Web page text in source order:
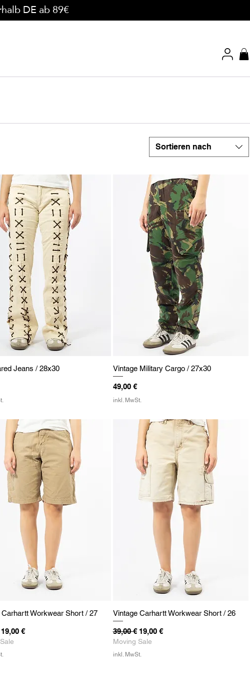
DE ab 89€
Sortieren nach
Jeans / 28x30 Vintage Military Cargo / 27x30
Preis
49,00 €
inkl. MwSt.
Carhartt Workwear Short / 27
Sale-Preis
19,00 €
Vintage Carhartt Workwear Short / 26
Standardpreis
39,00 € Sale-Preis
19,00 €
Moving Sale
inkl. MwSt.